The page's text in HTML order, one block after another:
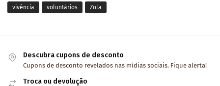
vivência voluntários Zola
Descubra cupons de desconto
Cupons de desconto revelados nas mídias sociais. Fique alerta!
Troca ou devolução